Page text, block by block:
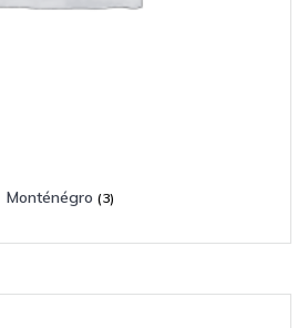
Monténégro (3)